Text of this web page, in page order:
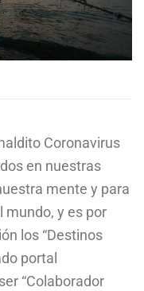
Coronavirus
en nuestras
mente y para
mundo, y es por
los “Destinos
portal
“Colaborador